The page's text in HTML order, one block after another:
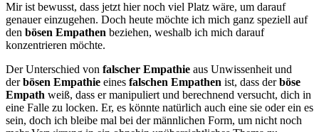
Mir ist bewusst, dass jetzt hier noch viel Platz wäre, um darauf
genauer einzugehen. Doch heute möchte ich mich ganz speziell auf
den bösen Empathen beziehen, weshalb ich mich darauf
konzentrieren möchte.
Der Unterschied von falscher Empathie aus Unwissenheit und
derbösen Empathie eines falschen Empathen ist, dass derböse
Empath weiß, dass er manipuliert und berechnend versucht, dich in
eine Falle zu locken. Er, es könnte natürlich auch eine sie oder ein es
sein, doch ich bleibe mal bei der männlichen Form, um nicht noch